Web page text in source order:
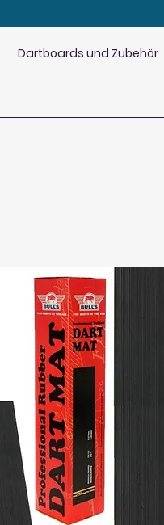
Dartboards und Zubehör